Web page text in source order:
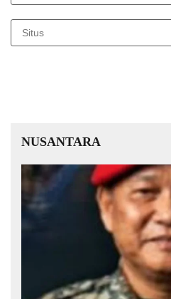
NUSANTARA